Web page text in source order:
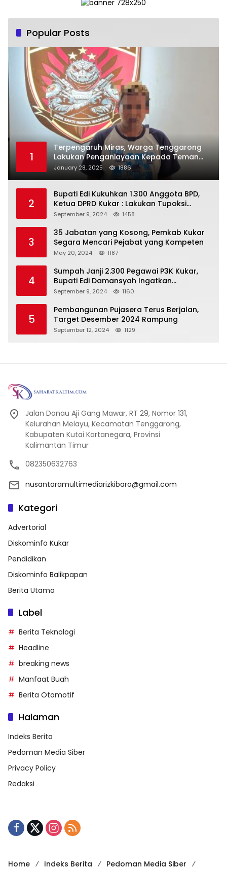
Popular Posts
1
Terpengaruh Miras, Warga Tenggarong
Lakukan Penganiayaan Kepada Teman
Sendiri
January 28, 2025 1886
2
Bupati Edi Kukuhkan 1.300 Anggota BPD,
Ketua DPRD Kukar : Lakukan Tupoksi
Dengan Baik Untuk Wujudkan
September 9, 2024 1458
3
35 Jabatan yang Kosong, Pemkab Kukar
Segara Mencari Pejabat yang Kompeten
May 20, 2024 1187
4
Sumpah Janji 2.300 Pegawai P3K Kukar,
Bupati Edi Damansyah Ingatkan
Tanggung Jawab Baru
September 9, 2024 1160
5
Pembangunan Pujasera Terus Berjalan,
Target Desember 2024 Rampung
September 12, 2024 1129
Jalan Danau Aji Gang Mawar, RT 29, Nomor 131,
Kelurahan Melayu, Kecamatan Tenggarong,
Kabupaten Kutai Kartanegara, Provinsi
Kalimantan Timur
082350632763
nusantaramultimediarizkibaro@gmail.com
Kategori
Advertorial
Diskominfo Kukar
Pendidikan
Diskominfo Balikpapan
Berita Utama
Label
Berita Teknologi
Headline
breaking news
Manfaat Buah
Berita Otomotif
Halaman
Indeks Berita
Pedoman Media Siber
Privacy Policy
Redaksi
Home Indeks Berita Pedoman Media Siber